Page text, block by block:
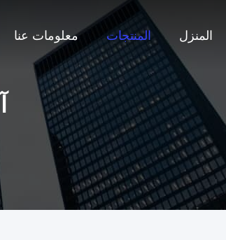
المنزل المنتجات معلومات عنا